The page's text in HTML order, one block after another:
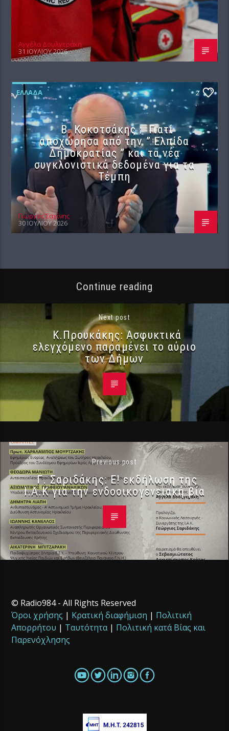
Αγγέλα Δουλγεράκη
31 ΙΟΥΛΊΟΥ 2026
ΕΛΛΆΔΑ 2
Β. Κοκοτσάκης : Γιατί
αποχώρησα από την ” Ελπίδα
Δημοκρατίας ” και τα νέα
συγκλονιστικά δεδομένα για τα
Τέμπη
Γιώργος Σαχίνης
30 ΙΟΥΛΊΟΥ 2026
Continue reading
Next post
Κ.Προυκάκης: Ασφυκτικά
ελεγχόμενο παραμένει το αύριο
των Δήμων
Previous post
Γ. Σαριδάκης: Ε! εκδήλωση της
Ι.Α.Κ για την ενδοοικογενειακή βία
© Radio984 - All Rights Reserved
Όροι χρήσης | Κρατική διαφήμιση | Πολιτική
Απορρήτου | Ταυτότητα| Πολιτική κατά Βίας και
Παρενόχλησης